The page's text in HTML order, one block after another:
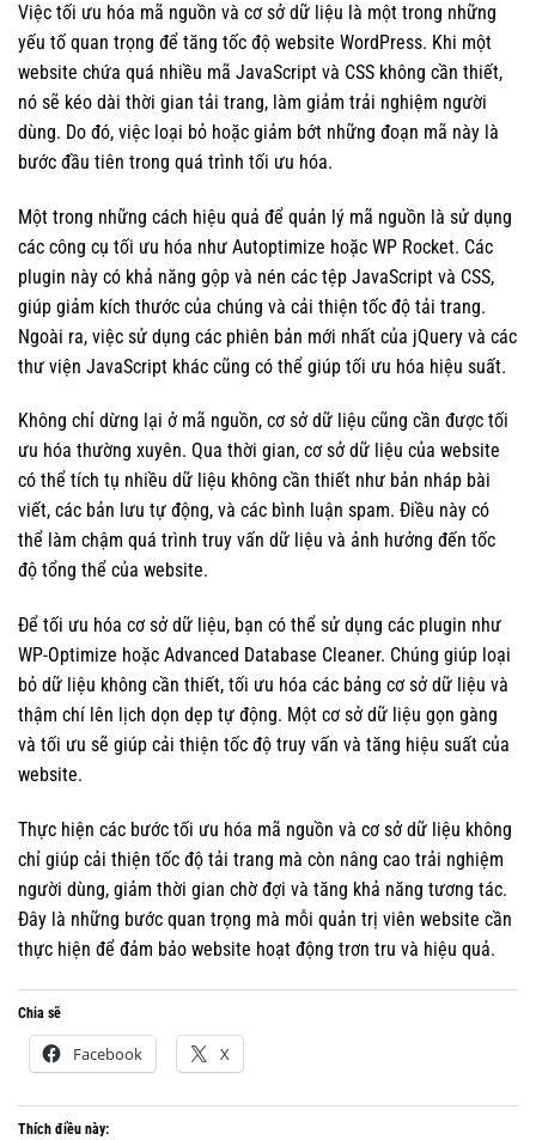
Việc tối ưu hóa mã nguồn và cơ sở dữ liệu là một trong những
yếu tố quan trọng để tăng tốc độ website WordPress. Khi một
website chứa quá nhiều mã JavaScript và CSS không cần thiết,
nó sẽ kéo dài thời gian tải trang, làm giảm trải nghiệm người
dùng. Do đó, việc loại bỏ hoặc giảm bớt những đoạn mã này là
bước đầu tiên trong quá trình tối ưu hóa.
Một trong những cách hiệu quả để quản lý mã nguồn là sử dụng
các công cụ tối ưu hóa như Autoptimize hoặc WP Rocket. Các
plugin này có khả năng gộp và nén các tệp JavaScript và CSS,
giúp giảm kích thước của chúng và cải thiện tốc độ tải trang.
Ngoài ra, việc sử dụng các phiên bản mới nhất của jQuery và các
thư viện JavaScript khác cũng có thể giúp tối ưu hóa hiệu suất.
Không chỉ dừng lại ở mã nguồn, cơ sở dữ liệu cũng cần được tối
ưu hóa thường xuyên. Qua thời gian, cơ sở dữ liệu của website
có thể tích tụ nhiều dữ liệu không cần thiết như bản nháp bài
viết, các bản lưu tự động, và các bình luận spam. Điều này có
thể làm chậm quá trình truy vấn dữ liệu và ảnh hưởng đến tốc
độ tổng thể của website.
Để tối ưu hóa cơ sở dữ liệu, bạn có thể sử dụng các plugin như
WP-Optimize hoặc Advanced Database Cleaner. Chúng giúp loại
bỏ dữ liệu không cần thiết, tối ưu hóa các bảng cơ sở dữ liệu và
thậm chí lên lịch dọn dẹp tự động. Một cơ sở dữ liệu gọn gàng
và tối ưu sẽ giúp cải thiện tốc độ truy vấn và tăng hiệu suất của
website.
Thực hiện các bước tối ưu hóa mã nguồn và cơ sở dữ liệu không
chỉ giúp cải thiện tốc độ tải trang mà còn nâng cao trải nghiệm
người dùng, giảm thời gian chờ đợi và tăng khả năng tương tác.
Đây là những bước quan trọng mà mỗi quản trị viên website cần
thực hiện để đảm bảo website hoạt động trơn tru và hiệu quả.
Chia sẽ
Facebook X
Thích điều này: